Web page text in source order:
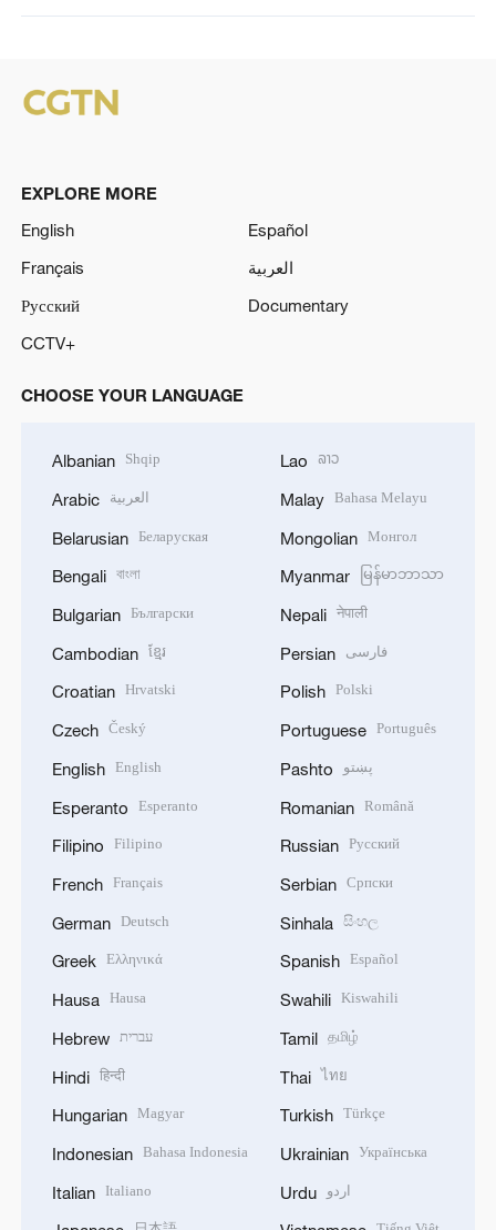
EXPLORE MORE
English
Español
Français
العربية
Русский
Documentary
CCTV+
CHOOSE YOUR LANGUAGE
Albanian Shqip
Arabic العربية
Belarusian Беларуская
Bengali বাংলা
Bulgarian Български
Cambodian ខ្មែរ
Croatian Hrvatski
Czech Český
English English
Esperanto Esperanto
Filipino Filipino
French Français
German Deutsch
Greek Ελληνικά
Hausa Hausa
Hebrew עברית
Hindi हिन्दी
Hungarian Magyar
Indonesian Bahasa Indonesia
Italian Italiano
Lao ລາວ
Malay Bahasa Melayu
Mongolian Монгол
Myanmar မြန်မာဘာသာ
Nepali नेपाली
Persian فارسی
Polish Polski
Portuguese Português
Pashto پښتو
Romanian Română
Russian Русский
Serbian Српски
Sinhala සිංහල
Spanish Español
Swahili Kiswahili
Tamil தமிழ்
Thai ไทย
Turkish Türkçe
Ukrainian Українська
Urdu اردو